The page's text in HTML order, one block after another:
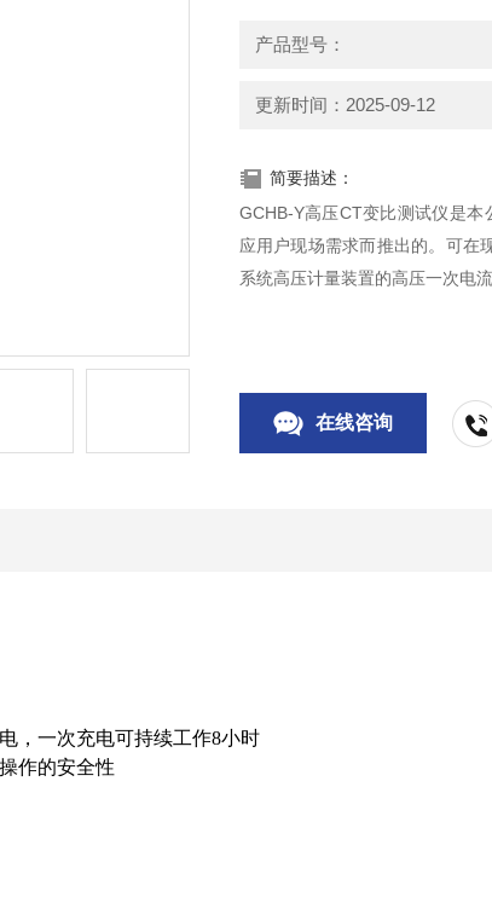
产品型号：
更新时间：2025-09-12
简要描述：
GCHB-Y高压CT变比测试仪是
应用户现场需求而推出的。可在
系统高压计量装置的高压一次电
在线咨询
，一次充电可持续工作8小时
作的安全性